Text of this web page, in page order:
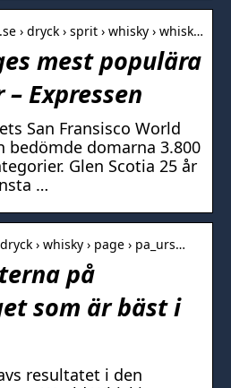
› dryck › sprit › whisky › whisk…
mest populära
Expressen
San Fransisco World
bedömde domarna 3.800
Glen Scotia 25 år
…
› whisky › page › pa_urs…
på
som är bäst i
resultatet i den